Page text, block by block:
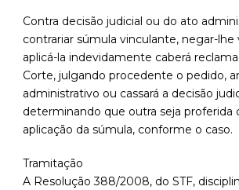
Contra decisão judicial ou do ato
contrariar súmula vinculante, negar-lhe
aplicá-la indevidamente caberá
Corte, julgando procedente o pedido,
administrativo ou cassará a decisão
determinando que outra seja proferida
aplicação da súmula, conforme o caso.
Tramitação
A Resolução 388/2008, do STF,